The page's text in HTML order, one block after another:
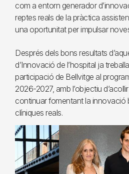
com a entorn generador
reptes reals de la pràctica
una oportunitat per impulsar
Després dels bons resultats
d’Innovació de l’hospital ja
participació de Bellvitge al
2026-2027, amb l’objectiu
continuar fomentant la innovació
clíniques reals.